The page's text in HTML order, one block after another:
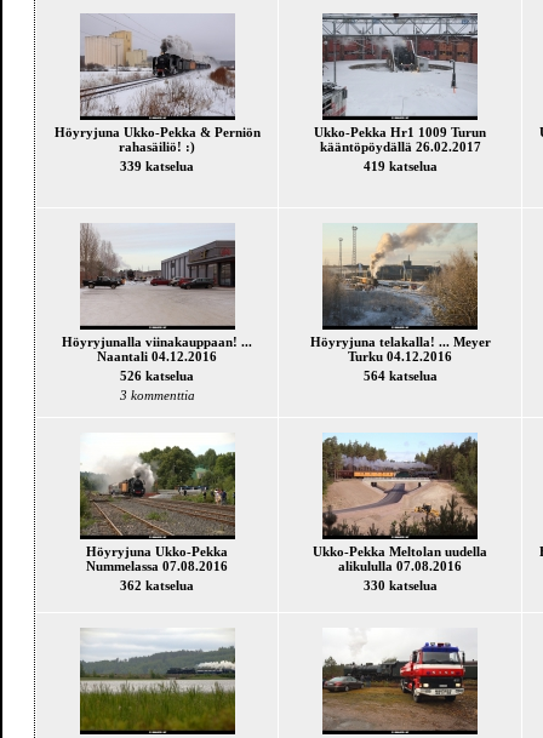
Höyryjuna Ukko-Pekka & Perniön
rahasäiliö! :)
339 katselua
Ukko-Pekka Hr1 1009 Turun
kääntöpöydällä 26.02.2017
419 katselua
Höyryjunalla viinakauppaan! ...
Naantali 04.12.2016
526 katselua
3 kommenttia
Höyryjuna telakalla! ... Meyer
Turku 04.12.2016
564 katselua
Höyryjuna Ukko-Pekka
Nummelassa 07.08.2016
362 katselua
Ukko-Pekka Meltolan uudella
alikululla 07.08.2016
330 katselua